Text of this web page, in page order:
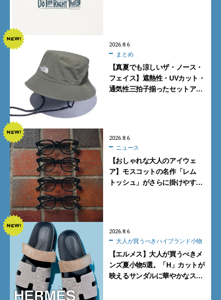
2026.8.6
まとめ
【真夏でも涼しいザ・ノース・
フェイス】遮熱性・UVカット・
通気性三拍子揃ったセットアッ
2026.8.6
ニュース
【おしゃれな大人のアイウェ
ア】モスコットの名作「レム
トッシュ」がさらに掛けやす
2026.8.6
大人が買うべきハイブランド小物
【エルメス】大人が買うべきメ
ンズ夏小物5選。「H」カットが
映えるサンダルに華やかなス